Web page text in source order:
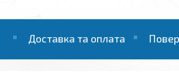
Доставка та оплата